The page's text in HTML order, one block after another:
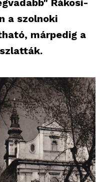
Rákosi-
a szolnoki
márpedig a